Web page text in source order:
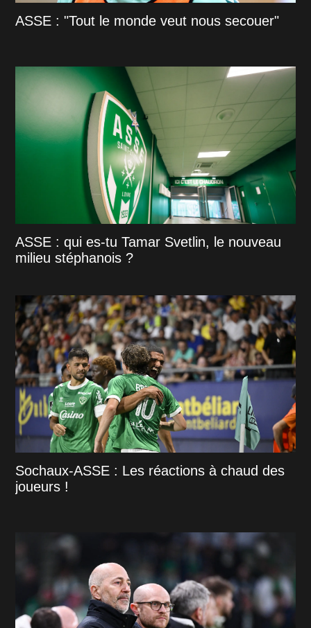
ASSE : "Tout le monde veut nous secouer"
ASSE : qui es-tu Tamar Svetlin, le nouveau
milieu stéphanois ?
Sochaux-ASSE : Les réactions à chaud des
joueurs !